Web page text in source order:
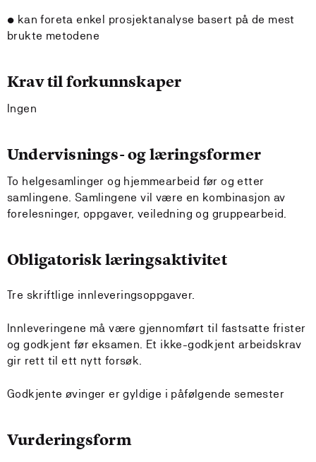
• kan foreta enkel prosjektanalyse basert på de mest
brukte metodene
Krav til forkunnskaper
Ingen
Undervisnings- og læringsformer
To helgesamlinger og hjemmearbeid før og etter
samlingene. Samlingene vil være en kombinasjon av
forelesninger, oppgaver, veiledning og gruppearbeid.
Obligatorisk læringsaktivitet
Tre skriftlige innleveringsoppgaver.
Innleveringene må være gjennomført til fastsatte frister
og godkjent før eksamen. Et ikke-godkjent arbeidskrav
gir rett til ett nytt forsøk.
Godkjente øvinger er gyldige i påfølgende semester
Vurderingsform